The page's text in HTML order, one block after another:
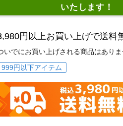
いたします！
円以上お買い上げで送料
いでにお買い上げされる商品はありま
999円以下アイテム